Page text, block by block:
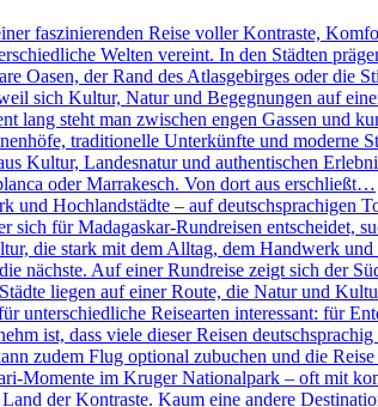
faszinierenden Reise voller Kontraste,
Welten vereint. In den Städten
Oasen, der Rand des Atlasgebirges oder die
sich Kultur, Natur und Begegnungen auf
steht man zwischen engen Gassen und
traditionelle Unterkünfte und moderne
Kultur, Landesnatur und authentischen
oder Marrakesch. Von dort aus erschließt…
Hochlandstädte – auf deutschsprachigen
für Madagaskar-Rundreisen entscheidet,
die stark mit dem Alltag, dem Handwerk
nächste. Auf einer Rundreise zeigt sich der
liegen auf einer Route, die Natur und
Reisearten interessant: für
ist, dass viele dieser Reisen
zudem Flug optional zubuchen und die
Momente im Kruger Nationalpark – oft mit
der Kontraste. Kaum eine andere